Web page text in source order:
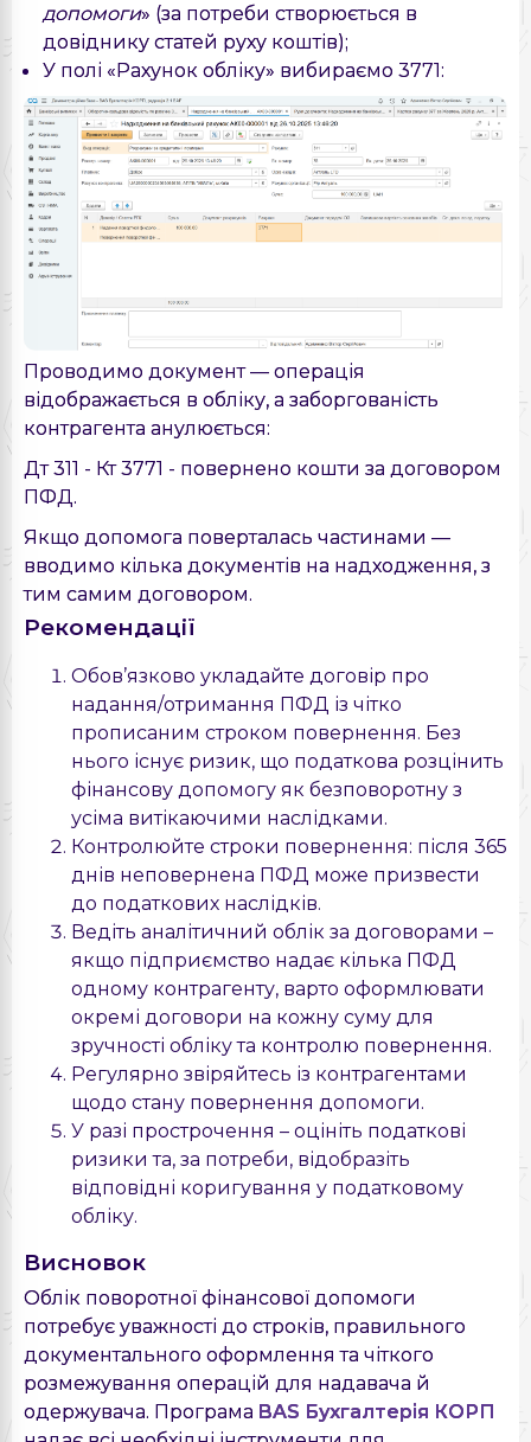
допомоги» (за потреби створюється в
довіднику статей руху коштів);
У полі «Рахунок обліку» вибираємо 3771:
Проводимо документ — операція
відображається в обліку, а заборгованість
контрагента анулюється:
Дт 311 - Кт 3771 - повернено кошти за договором
ПФД.
Якщо допомога поверталась частинами —
вводимо кілька документів на надходження, з
тим самим договором.
Рекомендації
Обов’язково укладайте договір про
надання/отримання ПФД із чітко
прописаним строком повернення. Без
нього існує ризик, що податкова розцінить
фінансову допомогу як безповоротну з
усіма витікаючими наслідками.
Контролюйте строки повернення: після 365
днів неповернена ПФД може призвести
до податкових наслідків.
Ведіть аналітичний облік за договорами –
якщо підприємство надає кілька ПФД
одному контрагенту, варто оформлювати
окремі договори на кожну суму для
зручності обліку та контролю повернення.
Регулярно звіряйтесь із контрагентами
щодо стану повернення допомоги.
У разі прострочення – оцініть податкові
ризики та, за потреби, відобразіть
відповідні коригування у податковому
обліку.
Висновок
Облік поворотної фінансової допомоги
потребує уважності до строків, правильного
документального оформлення та чіткого
розмежування операцій для надавача й
одержувача. Програма BAS Бухгалтерія КОРП